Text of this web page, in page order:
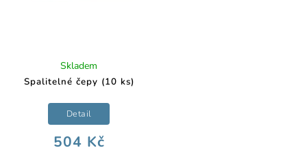
Spalitelné čepy (10 ks)
Skladem
504 Kč
Detail